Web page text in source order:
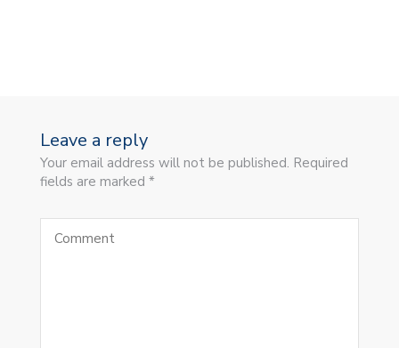
Leave a reply
Your email address will not be published. Required
fields are marked *